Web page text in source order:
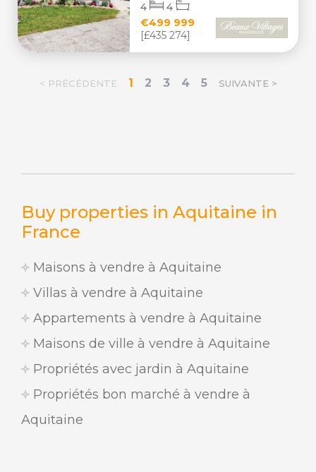
Buy properties in Aquitaine in
France
Maisons à vendre à Aquitaine
Villas à vendre à Aquitaine
Appartements à vendre à Aquitaine
Maisons de ville à vendre à Aquitaine
Propriétés avec jardin à Aquitaine
Propriétés bon marché à vendre à
Aquitaine
€499 999
[£435 274]
4 4
< PRÉCÉDENTE 1 2 3 4 5 SUIVANTE >